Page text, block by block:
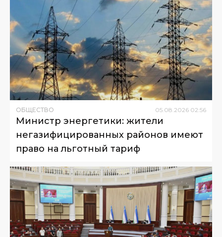
ОБЩЕСТВО 05 08 2026 02:56
Министр энергетики: жители
негазифицированных районов имеют
право на льготный тариф